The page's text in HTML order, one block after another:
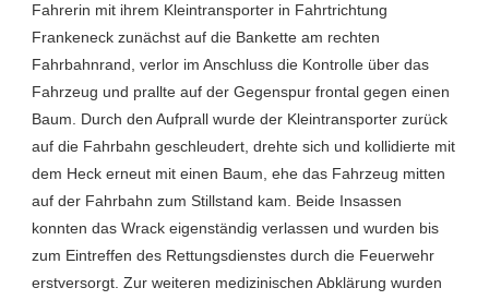
Fahrerin mit ihrem Kleintransporter in Fahrtrichtung
Frankeneck zunächst auf die Bankette am rechten
Fahrbahnrand, verlor im Anschluss die Kontrolle über das
Fahrzeug und prallte auf der Gegenspur frontal gegen einen
Baum. Durch den Aufprall wurde der Kleintransporter zurück
auf die Fahrbahn geschleudert, drehte sich und kollidierte mit
dem Heck erneut mit einen Baum, ehe das Fahrzeug mitten
auf der Fahrbahn zum Stillstand kam. Beide Insassen
konnten das Wrack eigenständig verlassen und wurden bis
zum Eintreffen des Rettungsdienstes durch die Feuerwehr
erstversorgt. Zur weiteren medizinischen Abklärung wurden